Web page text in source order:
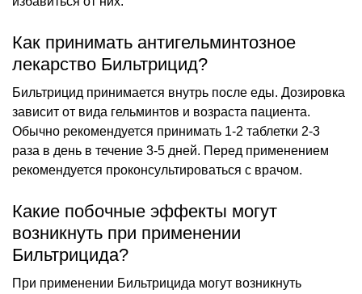
Как принимать антигельминтозное
лекарство Бильтрицид?
Бильтрицид принимается внутрь после еды. Дозировка
зависит от вида гельминтов и возраста пациента.
Обычно рекомендуется принимать 1-2 таблетки 2-3
раза в день в течение 3-5 дней. Перед применением
рекомендуется проконсультироваться с врачом.
Какие побочные эффекты могут
возникнуть при применении
Бильтрицида?
При применении Бильтрицида могут возникнуть